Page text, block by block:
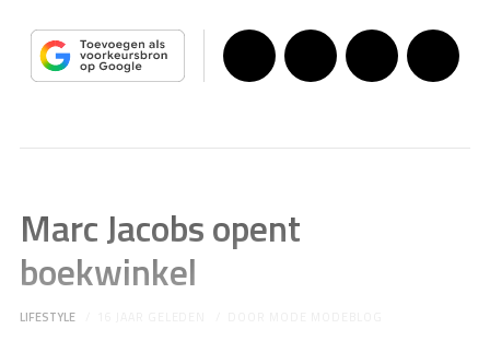
Marc Jacobs opent
boekwinkel
LIFESTYLE